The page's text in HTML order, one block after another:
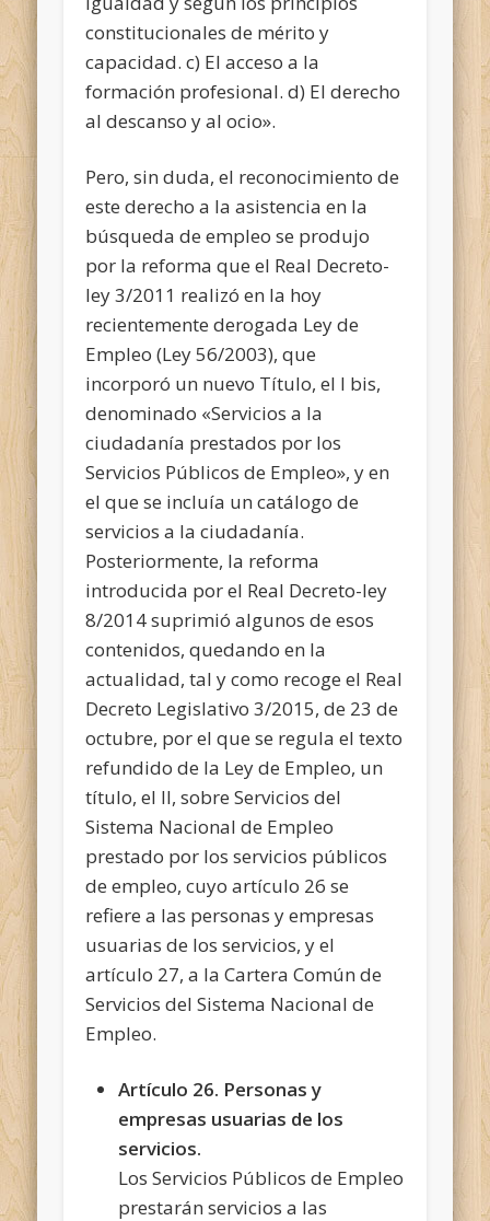
constitucionales de mérito y
capacidad. c) El acceso a la
formación profesional. d) El derecho
al descanso y al ocio».
Pero, sin duda, el reconocimiento de
este derecho a la asistencia en la
búsqueda de empleo se produjo
por la reforma que el Real Decreto-
ley 3/2011 realizó en la hoy
recientemente derogada Ley de
Empleo (Ley 56/2003), que
incorporó un nuevo Título, el I bis,
denominado «Servicios a la
ciudadanía prestados por los
Servicios Públicos de Empleo», y en
el que se incluía un catálogo de
servicios a la ciudadanía.
Posteriormente, la reforma
introducida por el Real Decreto-ley
8/2014 suprimió algunos de esos
contenidos, quedando en la
actualidad, tal y como recoge el Real
Decreto Legislativo 3/2015, de 23 de
octubre, por el que se regula el texto
refundido de la Ley de Empleo, un
título, el II, sobre Servicios del
Sistema Nacional de Empleo
prestado por los servicios públicos
de empleo, cuyo artículo 26 se
refiere a las personas y empresas
usuarias de los servicios, y el
artículo 27, a la Cartera Común de
Servicios del Sistema Nacional de
Empleo.
Artículo 26. Personas y
empresas usuarias de los
servicios.
Los Servicios Públicos de Empleo
prestarán servicios a las